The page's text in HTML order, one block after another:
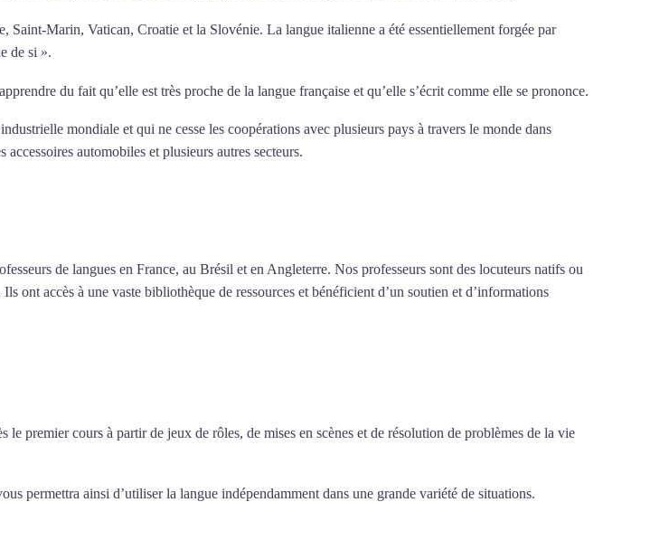
Marin, Vatican, Croatie et la Slovénie. La langue italienne a été essentiellement forgée par
de si ».
du fait qu’elle est très proche de la langue française et qu’elle s’écrit comme elle se prononce.
mondiale et qui ne cesse les coopérations avec plusieurs pays à travers le monde dans
automobiles et plusieurs autres secteurs.
de langues en France, au Brésil et en Angleterre. Nos professeurs sont des locuteurs natifs ou
ont accès à une vaste bibliothèque de ressources et bénéficient d’un soutien et d’informations
premier cours à partir de jeux de rôles, de mises en scènes et de résolution de problèmes de la vie
permettra ainsi d’utiliser la langue indépendamment dans une grande variété de situations.